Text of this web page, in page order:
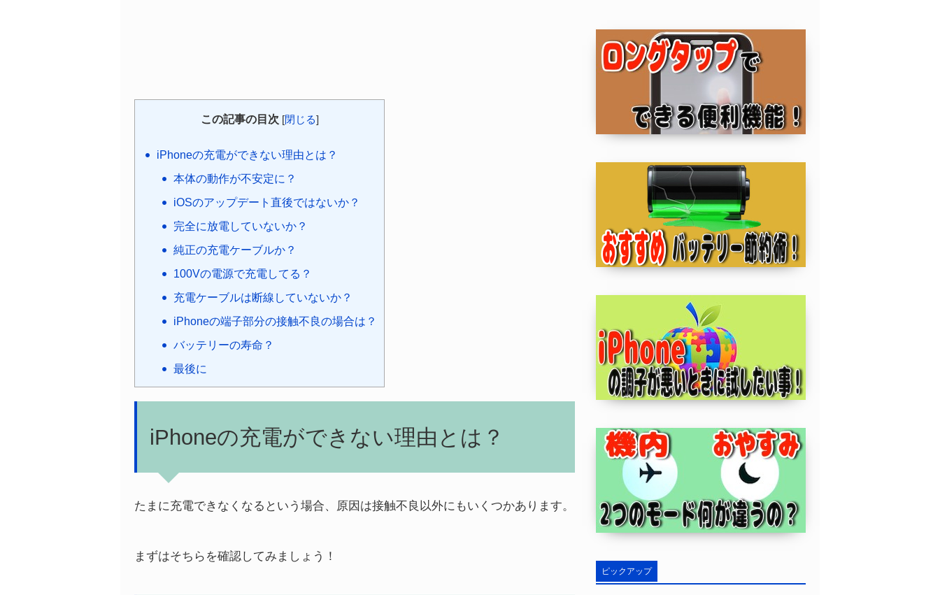
この記事の目次 [閉じる]
iPhoneの充電ができない理由とは？
本体の動作が不安定に？
iOSのアップデート直後ではないか？
完全に放電していないか？
純正の充電ケーブルか？
100Vの電源で充電してる？
充電ケーブルは断線していないか？
iPhoneの端子部分の接触不良の場合は？
バッテリーの寿命？
最後に
iPhoneの充電ができない理由とは？
たまに充電できなくなるという場合、原因は接触不良以外にもいくつかあります。
まずはそちらを確認してみましょう！
ピックアップ